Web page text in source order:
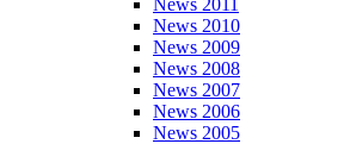
News 2011
News 2010
News 2009
News 2008
News 2007
News 2006
News 2005